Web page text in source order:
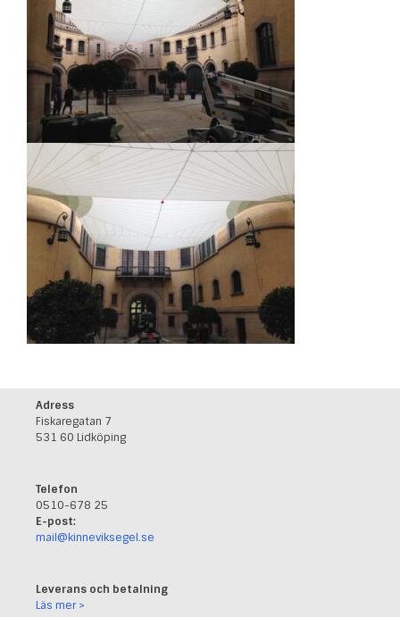
Adress
Fiskaregatan 7
531 60 Lidköping
Telefon
0510-678 25
E-post:
mail@kinneviksegel.se
Leverans och betalning
Läs mer >